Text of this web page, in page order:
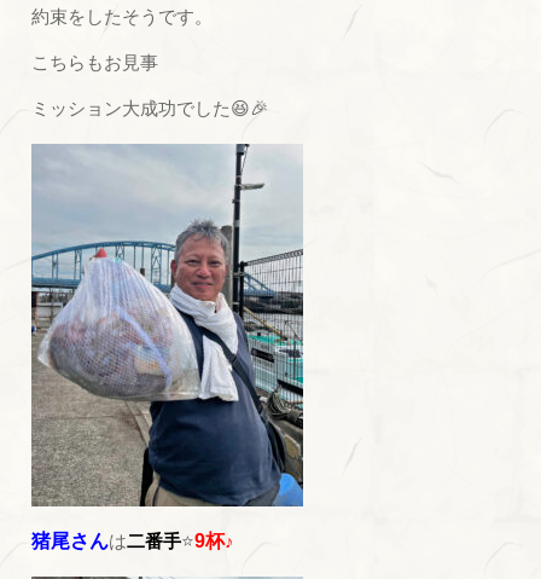
約束をしたそうです。
こちらもお見事
ミッション大成功でした😆🎉
猪尾さんは二番手⭐9杯♪